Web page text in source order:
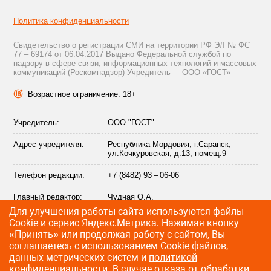
Политика конфиденциальности
Свидетельство о регистрации СМИ на территории РФ ЭЛ № ФС
77 – 69174 от 06.04.2017 Выдано Федеральной службой по
надзору в сфере связи, информационных технологий и массовых
коммуникаций (Роскомнадзор) Учредитель — ООО «ГОСТ»
Возрастное ограничение: 18+
Учредитель: ООО "ГОСТ"
Адрес учредителя:
Республика Мордовия, г.Саранск,
ул.Кочкуровская, д.13, помещ.9
Телефон редакции: +7 (8482) 93 – 06-06
Главный редактор: Чудная О.А.
Адрес электронной
почты редакции:
info@citytraffic.ru
Для улучшения работы сайта используются файлы
Сookie и сервис Яндекс.Метрика. Нажимая кнопку
«Принять» или продолжая работу с сайтом, Вы
соглашаетесь с использованием Cookie-файлов,
данных метрических систем и политикой